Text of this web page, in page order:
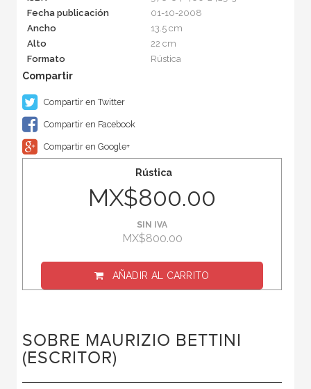
Fecha publicación
01-10-2008
Ancho
13.5 cm
Alto
22 cm
Formato
Rústica
Compartir en Twitter
Compartir en Facebook
Compartir en Google+
Rústica
MX$800.00
SIN IVA
MX$800.00
AÑADIR AL CARRITO
SOBRE MAURIZIO BETTINI
(ESCRITOR)